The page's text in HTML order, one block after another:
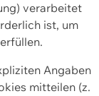
verarbeitet
ist, um
Angaben
mitteilen (z.